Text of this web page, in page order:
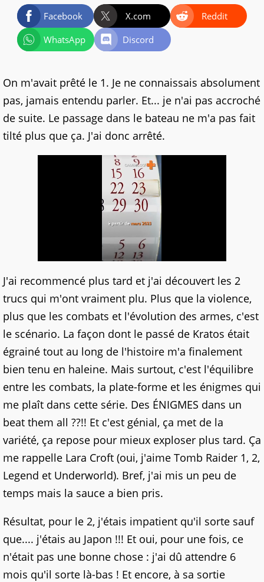
Facebook X.com
Reddit
WhatsApp
Discord
On m'avait prêté le 1. Je ne connaissais absolument
pas, jamais entendu parler. Et... je n'ai pas accroché
de suite. Le passage dans le bateau ne m'a pas fait
tilté plus que ça. J'ai donc arrêté.
J'ai recommencé plus tard et j'ai découvert les 2
trucs qui m'ont vraiment plu. Plus que la violence,
plus que les combats et l'évolution des armes, c'est
le scénario. La façon dont le passé de Kratos était
égrainé tout au long de l'histoire m'a finalement
bien tenu en haleine. Mais surtout, c'est l'équilibre
entre les combats, la plate-forme et les énigmes qui
me plaît dans cette série. Des ÉNIGMES dans un
beat them all ??!! Et c'est génial, ça met de la
variété, ça repose pour mieux exploser plus tard. Ça
me rappelle Lara Croft (oui, j'aime Tomb Raider 1, 2,
Legend et Underworld). Bref, j'ai mis un peu de
temps mais la sauce a bien pris.
Résultat, pour le 2, j'étais impatient qu'il sorte sauf
que.... j'étais au Japon !!! Et oui, pour une fois, ce
n'était pas une bonne chose : j'ai dû attendre 6
mois qu'il sorte là-bas ! Et encore, à sa sortie